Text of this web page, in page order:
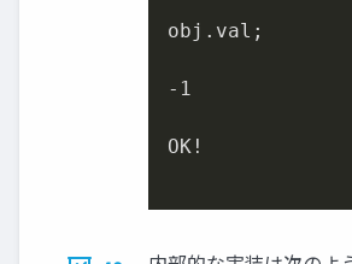
obj.val;
-1
OK!